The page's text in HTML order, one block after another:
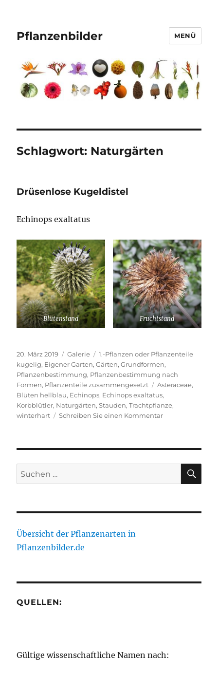
Pflanzenbilder MENÜ
Schlagwort: Naturgärten
Drüsenlose Kugeldistel
Echinops exaltatus
Blütenstand Fruchtstand
Veröffentlicht
am
20. März 2019 Format
Galerie Kategorien
1.-Pflanzen oder Pflanzenteile
kugelig, Eigener Garten,Gärten,Grundformen,
Pflanzenbestimmung, Pflanzenbestimmung nach
Formen, Pflanzenteile zusammengesetzt Schlagwörter
Asteraceae,
Blüten hellblau, Echinops, Echinops exaltatus,
Korbblütler, Naturgärten,Stauden,Trachtpflanze,
winterhart
Schreiben Sie einen Kommentarzu
Suche
nach:
Übersicht der Pflanzenarten in
Pflanzenbilder.de
QUELLEN:
Gültige wissenschaftliche Namen nach: